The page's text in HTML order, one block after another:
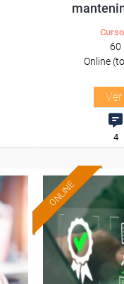
60
Online
4
ONLINE
Para
trabajadores y